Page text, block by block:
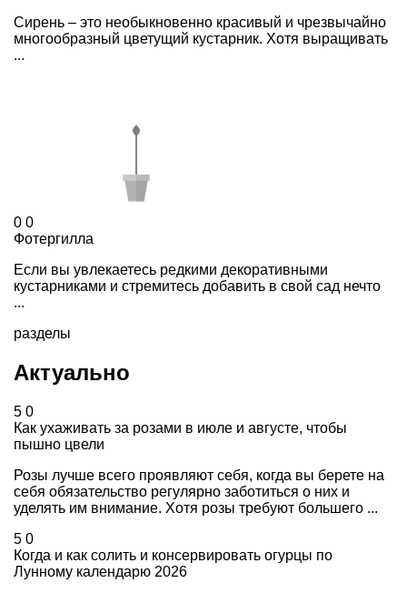
Сирень – это необыкновенно красивый и чрезвычайно
многообразный цветущий кустарник. Хотя выращивать
...
0 0
Фотергилла
Если вы увлекаетесь редкими декоративными
кустарниками и стремитесь добавить в свой сад нечто
...
разделы
Актуально
5 0
Как ухаживать за розами в июле и августе, чтобы
пышно цвели
Розы лучше всего проявляют себя, когда вы берете на
себя обязательство регулярно заботиться о них и
уделять им внимание. Хотя розы требуют большего ...
5 0
Когда и как солить и консервировать огурцы по
Лунному календарю 2026